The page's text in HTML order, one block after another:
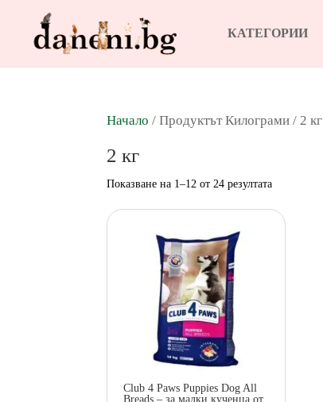
КАТЕГОРИИ
Начало / Продуктът Килограми / 2 кг
2 кг
Показване на 1–12 от 24 резултатаSorted
Club 4 Paws Puppies Dog All
Breads – за малки кученца от